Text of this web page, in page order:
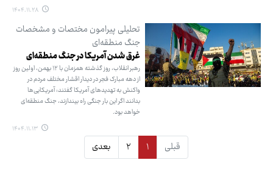
۱۴۰۴.۱۱.۲۸
تحلیلی پیرامون مختصات و مشخصات
جنگ منطقه‌ای
غرق شدن آمریکا در جنگ منطقه‌ای
رهبر انقلاب، روز گذشته همزمان با ۱۲ بهمن، اولین روز
از دهه مبارک فجر در دیدار اقشار مختلف مردم در
واکنش به تهدیدهای آمریکا گفتند: آمریکایی‌ها
بدانند اگر این بار جنگی راه بیندازند، جنگ منطقه‌ای
خواهد بود.
۱۴۰۴.۱۱.۱۳
قبلی ۱ ۲ بعدی